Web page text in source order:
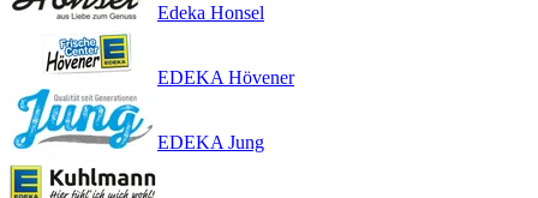
Edeka Honsel
EDEKA Hövener
EDEKA Jung